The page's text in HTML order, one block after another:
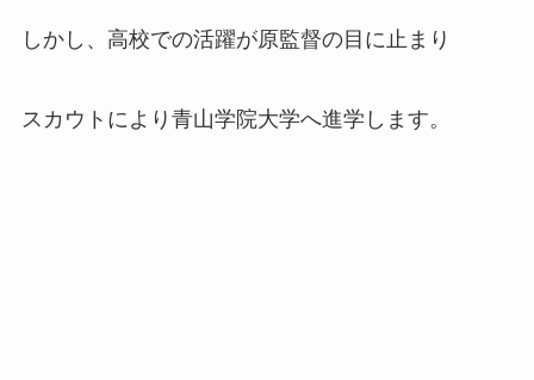
しかし、高校での活躍が原監督の目に止まり
スカウトにより青山学院大学へ進学します。